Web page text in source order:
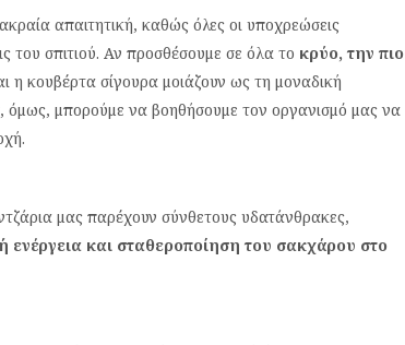
απαιτητική, καθώς όλες οι υποχρεώσεις
του σπιτιού. Αν προσθέσουμε σε όλα το κρύο, την πιο
η κουβέρτα σίγουρα μοιάζουν ως τη μοναδική
όμως, μπορούμε να βοηθήσουμε τον οργανισμό μας να
μας παρέχουν σύνθετους υδατάνθρακες,
ενέργεια και σταθεροποίηση του σακχάρου στο